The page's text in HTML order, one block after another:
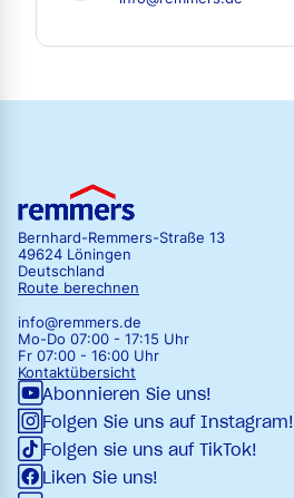
Bernhard-Remmers-Straße 13
49624 Löningen
Deutschland
Route berechnen
info@remmers.de
Mo-Do 07:00 - 17:15 Uhr
Fr 07:00 - 16:00 Uhr
Kontaktübersicht
Abonnieren Sie uns!
Folgen Sie uns auf Instagram!
Folgen sie uns auf TikTok!
Liken Sie uns!